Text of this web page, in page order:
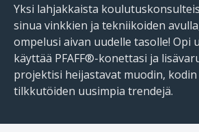
Yksi lahjakkaista
sinua vinkkien ja tekniikoiden
ompelusi aivan uudelle tasolle! Opi
käyttää PFAFF®-konettasi ja
projektisi heijastavat muodin,
tilkkutöiden uusimpia trendejä.